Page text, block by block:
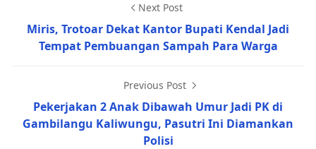
Next Post
Miris, Trotoar Dekat Kantor Bupati Kendal Jadi
Tempat Pembuangan Sampah Para Warga
Previous Post
Pekerjakan 2 Anak Dibawah Umur Jadi PK di
Gambilangu Kaliwungu, Pasutri Ini Diamankan
Polisi